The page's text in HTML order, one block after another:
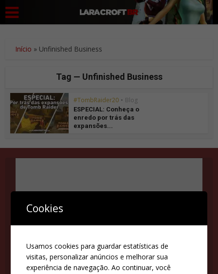
Início » Unfinished Business
Tag — Unfinished Business
#TombRaider20 • Blog
ESPECIAL: Conheça o
enredo por trás das
expansões...
este conteúdo. É provável que você tenha
Revise suas configurações
Cookies
Usamos cookies para guardar estatísticas de
visitas, personalizar anúncios e melhorar sua
experiência de navegação. Ao continuar, você